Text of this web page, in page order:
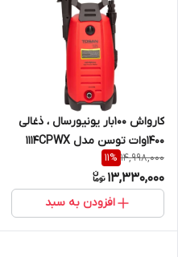
کارواش 100بار یونیورسال ، ذغالی
1400وات توسن مدل 1114CPWX
14,998,000
11%
13,330,000
افزودن به سبد